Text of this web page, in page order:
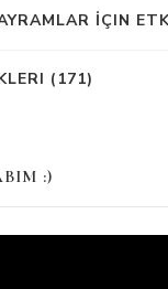
İÇIN
(171)
:)